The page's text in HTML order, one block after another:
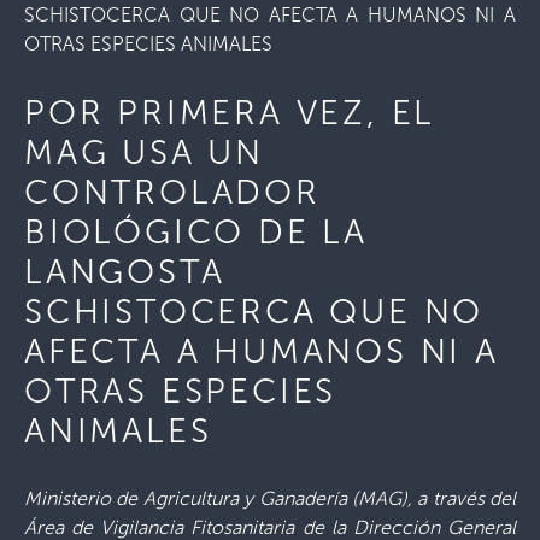
SCHISTOCERCA QUE NO AFECTA A HUMANOS NI A
OTRAS ESPECIES ANIMALES
POR PRIMERA VEZ, EL
MAG USA UN
CONTROLADOR
BIOLÓGICO DE LA
LANGOSTA
SCHISTOCERCA QUE NO
AFECTA A HUMANOS NI A
OTRAS ESPECIES
ANIMALES
Ministerio de Agricultura y Ganadería (MAG), a través del
Área de Vigilancia Fitosanitaria de la Dirección General